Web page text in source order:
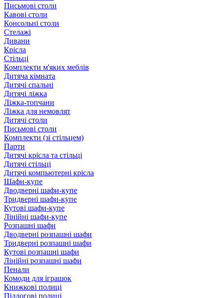
Письмові столи
Кавові столи
Консольні столи
Стелажі
Дивани
Крісла
Стільці
Комплекти м'яких меблів
Дитяча кімната
Дитячі спальні
Дитячі ліжка
Ліжка-топчани
Ліжка для немовлят
Дитячі столи
Письмові столи
Комплекти (зі стільцем)
Парти
Дитячі крісла та стільці
Дитячі стільці
Дитячі компьютерні крісла
Шафи-купе
Дводверні шафи-купе
Тридверні шафи-купе
Кутові шафи-купе
Лінійні шафи-купе
Розпашні шафи
Дводверні розпашні шафи
Тридверні розпашні шафи
Кутові розпашні шафи
Лінійні розпашні шафи
Пенали
Комоди для іграшок
Книжкові полиці
Підлогові полиці